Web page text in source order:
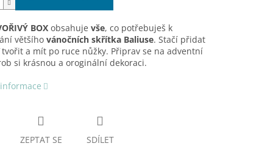
BOXobsahuje vše, co potřebuješ k
většího vánočních skřítka Baliuse. Stačí přidat
a mít po ruce nůžky. Připrav se na adventní
si krásnou a oroginální dekoraci.
ZEPTAT SE SDÍLET